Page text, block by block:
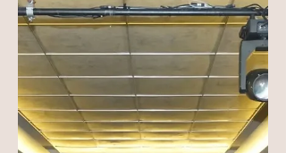
FAIR 2026 มหกรรมยกระดับ SMEs ไทย
เติบโตอย่างยั่งยืนไปกับ OSS” ครั้งที่ 4
ประจำภูมิภาคใต้ อย่างเป็นทางการ ณ
ลานโปรโมชั่น ชั้น 1 ศูนย์การค้าเซ็นทรัล
หาดใหญ่ จังหวัดสงขลา ปิดฉากกิจกรรม
โรดโชว์สัญจรครบทั้ง 4 ภูมิภาคทั่ว
ประเทศอย่างยิ่งใหญ่ โดยกำหนดจัดขึ้น